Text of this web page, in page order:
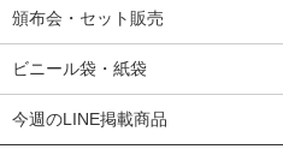
頒布会・セット販売
ビニール袋・紙袋
今週のLINE掲載商品